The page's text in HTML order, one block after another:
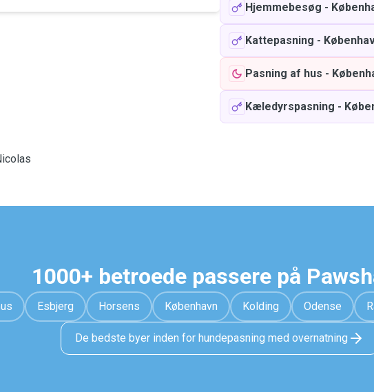
Hjemmebesøg -
Kattepasning -
Pasning af hus -
Kæledyrspasning -
1000+ betroede passere på
Esbjerg Horsens København Kolding Odense
De bedste byer inden for hundepasning med overnatning